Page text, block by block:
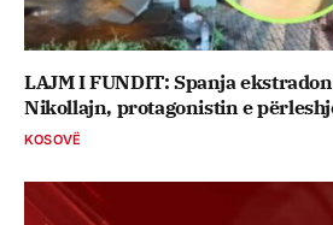
LAJM I FUNDIT: Spanja
Nikollajn, protagonistin e
KOSOVË